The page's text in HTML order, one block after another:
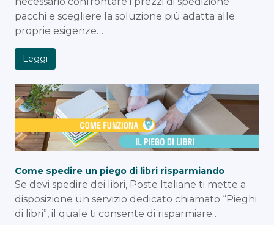
pacchi e scegliere la soluzione più adatta alle
proprie esigenze…
Leggi
Come spedire un piego di libri risparmiando
Se devi spedire dei libri, Poste Italiane ti mette a
disposizione un servizio dedicato chiamato “Pieghi
di libri”, il quale ti consente di risparmiare…